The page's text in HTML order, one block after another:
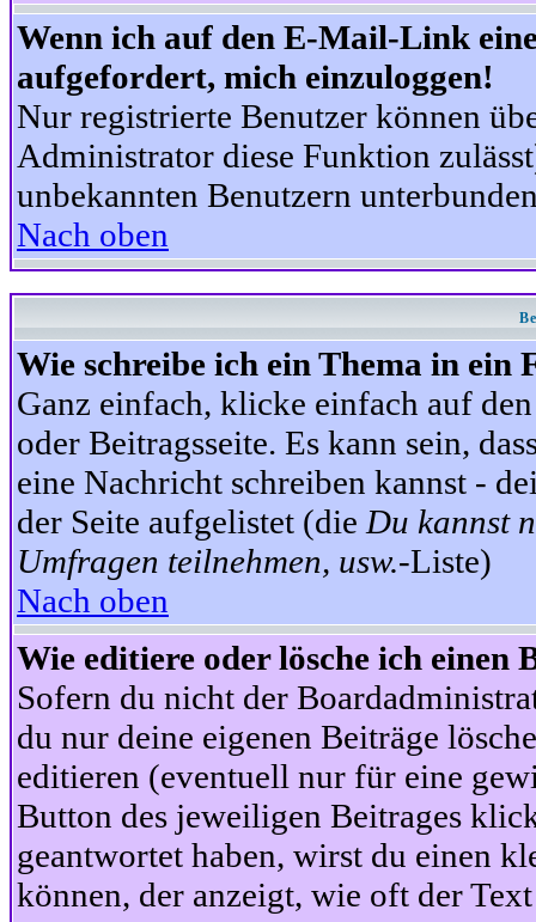
Wenn ich auf den E-Mail-Link
aufgefordert, mich einzuloggen!
Nur registrierte Benutzer können
Administrator diese Funktion
unbekannten Benutzern
Nach oben
Wie schreibe ich ein Thema in ein
Ganz einfach, klicke einfach auf
oder Beitragsseite. Es kann sein,
eine Nachricht schreiben kannst -
der Seite aufgelistet (die Du kannst
Umfragen teilnehmen, usw.-Liste)
Nach oben
Wie editiere oder lösche ich einen
Sofern du nicht der
du nur deine eigenen Beiträge
editieren (eventuell nur für eine
Button des jeweiligen Beitrages
geantwortet haben, wirst du einen
können, der anzeigt, wie oft der